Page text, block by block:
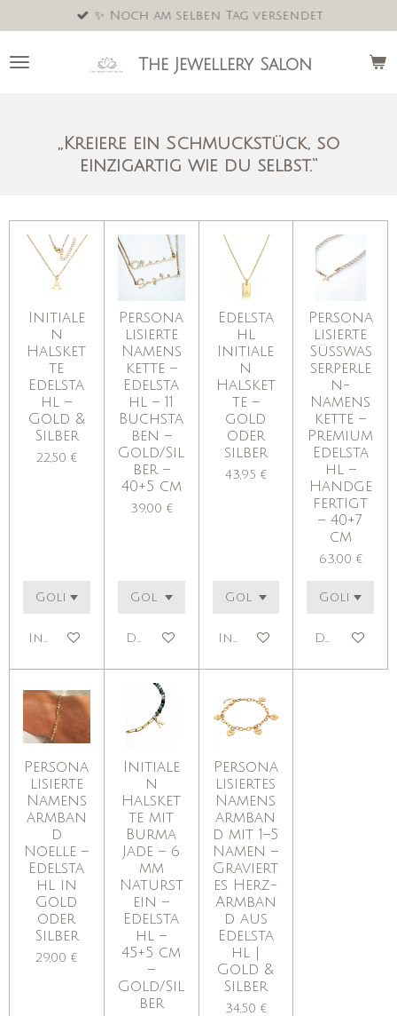
Hauptinhalt
springen
The Jewellery Salon
✨ Noch am selben Tag versendet
„Kreiere ein Schmuckstück, so
einzigartig wie du selbst.“
Initiale
n
Halsket
te
Edelsta
hl –
Gold &
Silber
22,50 €
In den Warenkorb
Persona
lisierte
Namens
kette –
Edelsta
hl – 11
Buchsta
ben –
Gold/Sil
ber –
40+5 cm
39,00 €
Details anzeigen
Edelsta
hl
Initiale
n
Halsket
te –
gold
oder
silber
43,95 €
In den Warenkorb
Persona
lisierte
Süßwas
serperle
n-
Namens
kette –
Premium
Edelsta
hl –
Handge
fertigt
– 40+7
cm
63,00 €
Details
Persona
lisierte
Namens
armban
d
Noelle –
Edelsta
hl in
Gold
oder
Silber
29,00 €
Initiale
n
Halsket
te mit
Burma
Jade – 6
mm
Naturst
ein –
Edelsta
hl –
45+5 cm
–
Gold/Sil
ber
Persona
lisiertes
Namens
armban
d mit 1–5
Namen –
Graviert
es Herz-
Armban
d aus
Edelsta
hl |
Gold &
Silber
34,50 €